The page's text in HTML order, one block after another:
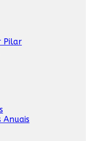
Pilar
Anuais